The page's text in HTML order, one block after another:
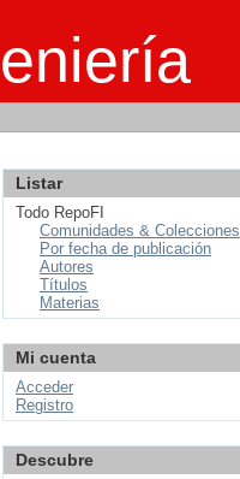
Listar
Todo RepoFI
Comunidades & Colecciones
Por fecha de publicación
Autores
Títulos
Materias
Mi cuenta
Acceder
Registro
Descubre